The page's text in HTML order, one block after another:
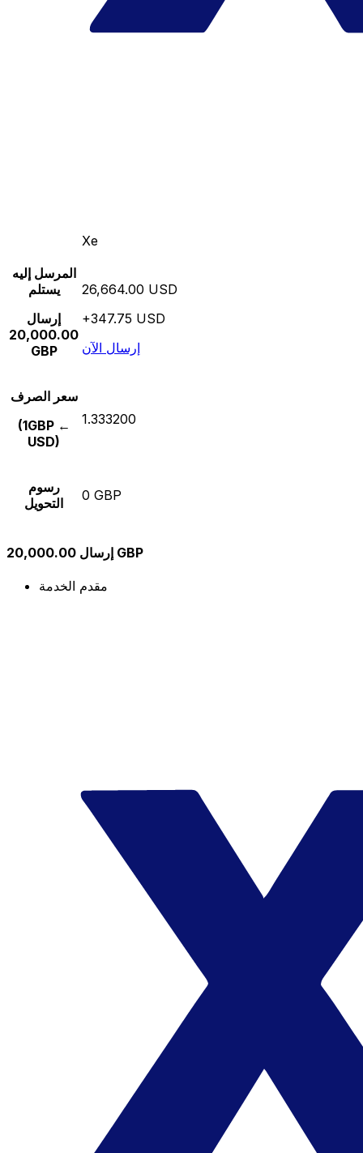
Xe
المرسل إليه
يستلم
إرسال
20,000.00
GBP
26,664.00 USD
+347.75 USD
إرسال الآن
سعر الصرف
(1GBP ←
USD)
1.333200
رسوم
التحويل
0 GBP
إرسال 20,000.00 GBP
مقدم الخدمة